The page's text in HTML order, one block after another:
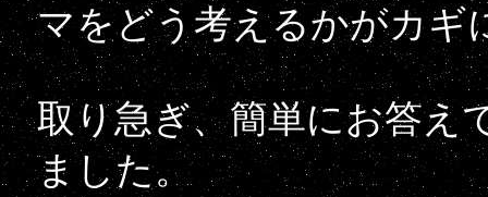
マをどう考えるかがカギ
取り急ぎ、簡単にお答え
ました。